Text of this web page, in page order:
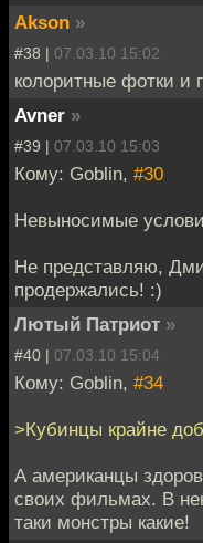
Akson »
#38 | 07.03.10 15:02
колоритные фотки и
Avner »
#39 | 07.03.10 15:03
Кому: Goblin, #30
Невыносимые
Не представляю,
продержались! :)
Лютый Патриот »
#40 | 07.03.10 15:04
Кому: Goblin, #34
>Кубинцы крайне
А американцы
своих фильмах. В
таки монстры какие!